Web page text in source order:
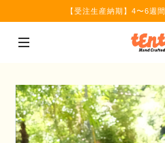
【受注生産納期】4〜6週